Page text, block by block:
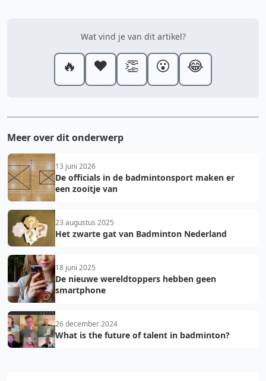
Wat vind je van dit artikel?
🔥 ❤️ 👏 😮 😂
Meer over dit onderwerp
13 juni 2026
De officials in de badmintonsport maken er
een zooitje van
23 augustus 2025
Het zwarte gat van Badminton Nederland
18 juni 2025
De nieuwe wereldtoppers hebben geen
smartphone
26 december 2024
What is the future of talent in badminton?